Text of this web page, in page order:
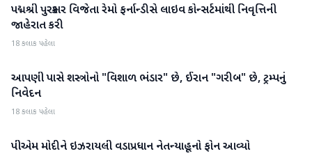
આંતરરાષ્ટ્રીય
પદ્મશ્રી પુરસ્કાર વિજેતા રેમો ફર્નાન્ડીસે લાઇવ કોન્સર્ટમાંથી નિવૃત્તિની
જાહેરાત કરી
18 કલાક પહેલા
આંતરરાષ્ટ્રીય
આપણી પાસે શસ્ત્રોનો "વિશાળ ભંડાર" છે, ઈરાન "ગરીબ" છે, ટ્રમ્પનું
નિવેદન
18 કલાક પહેલા
આંતરરાષ્ટ્રીય
પીએમ મોદીને ઇઝરાયલી વડાપ્રધાન નેતન્યાહૂનો ફોન આવ્યો